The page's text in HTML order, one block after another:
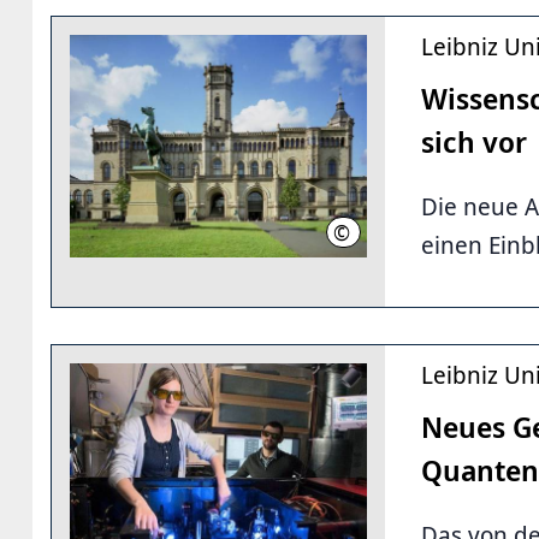
© Leibniz Universität
Leibniz
sich vor
Die neue
einen
Leibniz
Neues